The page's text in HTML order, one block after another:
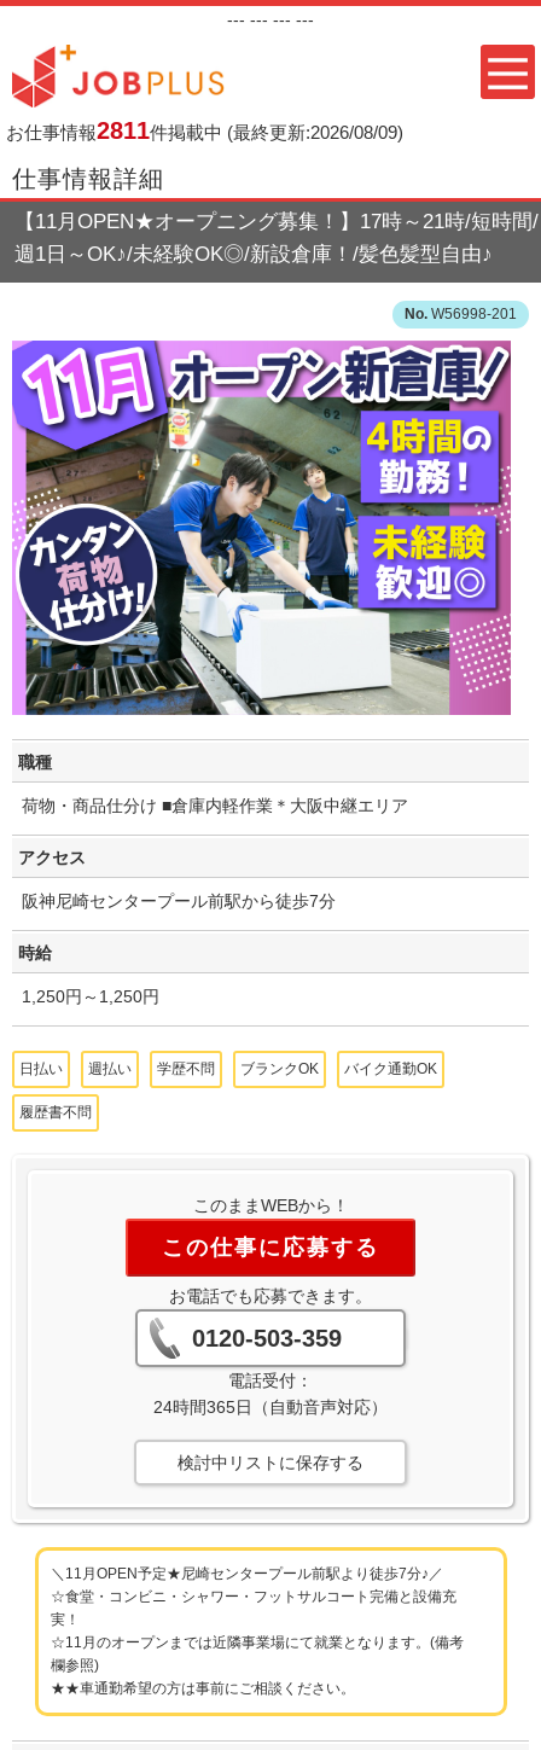
--- --- --- ---
お仕事情報2811件掲載中 (最終更新:2026/08/09)
仕事情報詳細
【11月OPEN★オープニング募集！】17時～21時/短時間/
週1日～OK♪/未経験OK◎/新設倉庫！/髪色髪型自由♪
W56998-201
職種
荷物・商品仕分け ■倉庫内軽作業＊大阪中継エリア
アクセス
阪神尼崎センタープール前駅から徒歩7分
時給
1,250円～1,250円
日払い 週払い 学歴不問 ブランクOK バイク通勤OK
履歴書不問
このままWEBから！
この仕事に応募する
お電話でも応募できます。
0120-503-359
電話受付：
24時間365日（自動音声対応）
検討中リストに保存する
＼11月OPEN予定★尼崎センタープール前駅より徒歩7分♪／
☆食堂・コンビニ・シャワー・フットサルコート完備と設備充
実！
☆11月のオープンまでは近隣事業場にて就業となります。(備考
欄参照)
★★車通勤希望の方は事前にご相談ください。